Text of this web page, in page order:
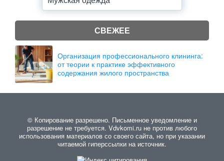
СВЕЖЕЕ
Организация профессионального клининга:
от теории к практике эффективного
содержания жилого пространства
© Копирование разрешено. Письменное уведомление и
разрешение не требуется. Vdvkomi.ru не против любого
использования материалов со своего сайта, но при указании
читаемой гиперссылки на источник.